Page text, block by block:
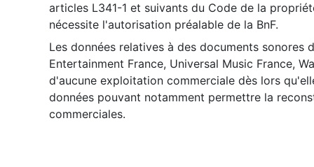
articles L341-1 et suivants du Code de la
nécessite l'autorisation préalable de la BnF.
Les données relatives à des documents sonores
Entertainment France, Universal Music France,
d'aucune exploitation commerciale dès lors
données pouvant notamment permettre la
commerciales.